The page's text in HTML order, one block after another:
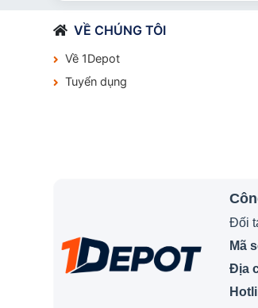
VỀ CHÚNG TÔI
Về 1Depot
Tuyển dụng
Đối
Mã
Địa